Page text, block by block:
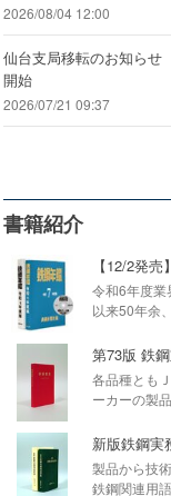
2026/08/04 12:00
仙台支局移転のお知ら
開始
2026/07/21 09:37
書籍紹介
【12/2発
令和6年度業
以来50年余
第73版 鉄
各品種とも
ーカーの製
新版鉄鋼実
製品から技
鉄鋼関連用